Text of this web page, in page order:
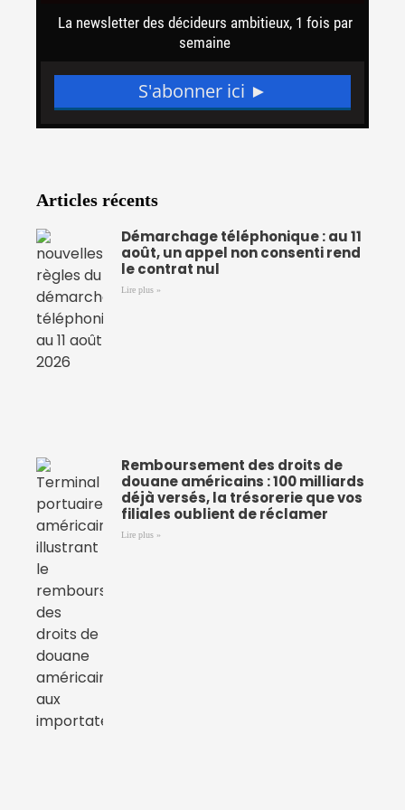
Articles récents
Démarchage téléphonique : au 11
août, un appel non consenti rend
le contrat nul
Lire plus »
Remboursement des droits de
douane américains : 100 milliards
déjà versés, la trésorerie que vos
filiales oublient de réclamer
Lire plus »